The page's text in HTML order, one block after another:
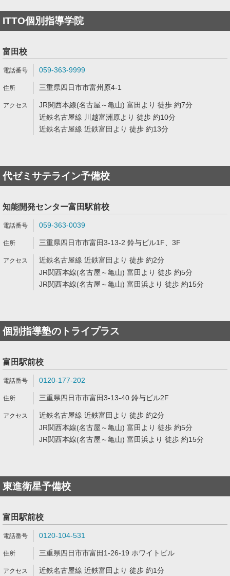
ITTO個別指導学院
富田校
059-363-9999
三重県四日市市富州原4-1
JR関西本線(名古屋～亀山) 富田より 徒歩 約7分
近鉄名古屋線 川越富洲原より 徒歩 約10分
近鉄名古屋線 近鉄富田より 徒歩 約13分
代ゼミサテライン予備校
知能開発センター富田駅前校
059-363-0039
三重県四日市市富田3-13-2 鈴与ビル1F、3F
近鉄名古屋線 近鉄富田より 徒歩 約2分
JR関西本線(名古屋～亀山) 富田より 徒歩 約5分
JR関西本線(名古屋～亀山) 富田浜より 徒歩 約15分
個別指導塾のトライプラス
富田駅前校
0120-177-202
三重県四日市市富田3-13-40 鈴与ビル2F
近鉄名古屋線 近鉄富田より 徒歩 約2分
JR関西本線(名古屋～亀山) 富田より 徒歩 約5分
JR関西本線(名古屋～亀山) 富田浜より 徒歩 約15分
東進衛星予備校
富田駅前校
0120-104-531
三重県四日市市富田1-26-19 ホワイトビル
近鉄名古屋線 近鉄富田より 徒歩 約1分